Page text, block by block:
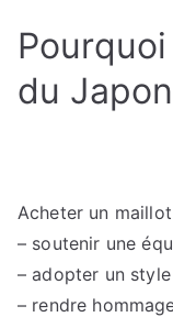
du
Acheter un
– soutenir une
– adopter un
– rendre